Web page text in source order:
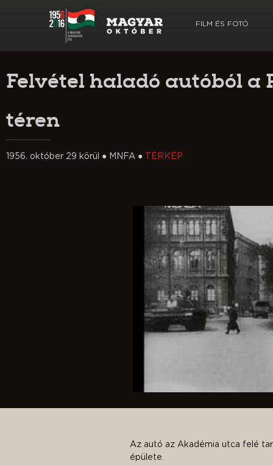
FILM ÉS FOTÓ
Felvétel haladó autóból a
téren
1956. október 29 körül ● MNFA ● TÉRKÉP
Az autó az Akadémia utca felé
épülete.